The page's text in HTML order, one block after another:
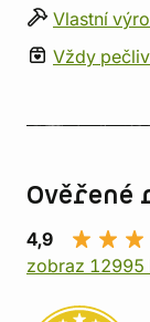
Vlastní
Vždy
Ověřené
4,9
zobraz 12995